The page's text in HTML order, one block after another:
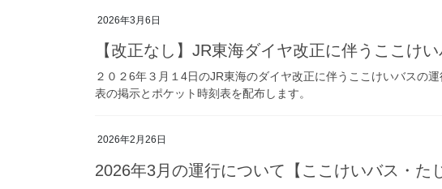
2026年3月6日
【改正なし】JR東海ダイヤ改正に伴うここけ
２０２6年３月１4日のJR東海のダイヤ改正に伴うここけいバスの
表の掲示とポケット時刻表を配布します。
2026年2月26日
2026年3月の運行について【ここけいバス・た